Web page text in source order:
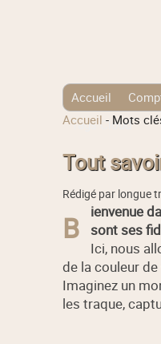
Accueil
Tags Cloud
Accueil - Mots
Tout
Rédigé par longue
B
ienvenue
sont ses
Ici, nous
de la couleur
Imaginez un
les traque,